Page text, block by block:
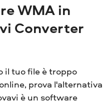
WMA in
Converter
il tuo file è troppo
prova l'alternativa
è un software